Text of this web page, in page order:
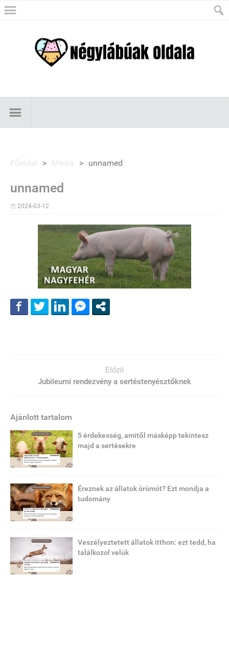
Főoldal > Média > unnamed
unnamed
2024-03-12
Előző
Jubileumi rendezvény a sertéstenyésztőknek
Ajánlott tartalom
5 érdekesség, amitől másképp tekintesz
majd a sertésekre
Éreznek az állatok örömöt? Ezt mondja a
tudomány
Veszélyeztetett állatok itthon: ezt tedd, ha
találkozol velük